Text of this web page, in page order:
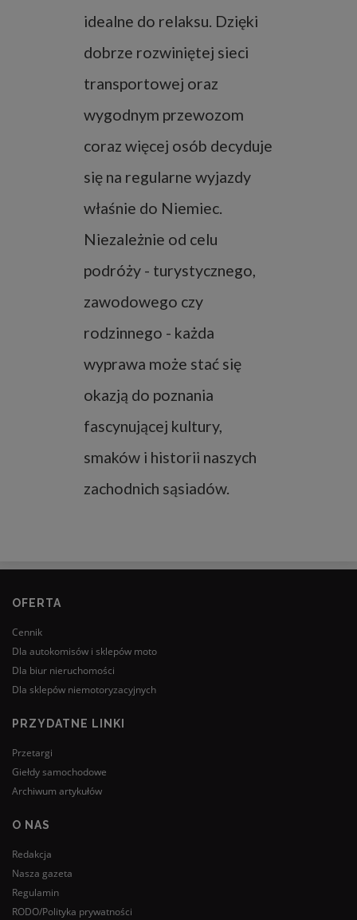
idealne do relaksu. Dzięki
dobrze rozwiniętej sieci
transportowej oraz
wygodnym przewozom
coraz więcej osób decyduje
się na regularne wyjazdy
właśnie do Niemiec.
Niezależnie od celu
podróży - turystycznego,
zawodowego czy
rodzinnego - każda
wyprawa może stać się
okazją do poznania
fascynującej kultury,
smaków i historii naszych
zachodnich sąsiadów.
OFERTA
Cennik
Dla autokomisów i sklepów moto
Dla biur nieruchomości
Dla sklepów niemotoryzacyjnych
PRZYDATNE LINKI
Przetargi
Giełdy samochodowe
Archiwum artykułów
O NAS
Redakcja
Nasza gazeta
Regulamin
RODO/Polityka prywatności